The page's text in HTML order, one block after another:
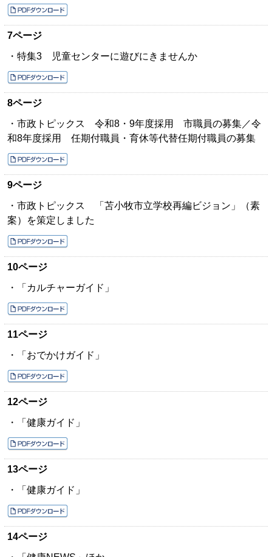
7ページ
・特集3 児童センターに遊びにきませんか
8ページ
・市政トピックス 令和8・9年度採用 市職員の募集／令
和8年度採用 任期付職員・育休等代替任期付職員の募集
9ページ
・市政トピックス 「苫小牧市立学校再編ビジョン」（素
案）を策定しました
10ページ
・「カルチャーガイド」
11ページ
・「おでかけガイド」
12ページ
・「健康ガイド」
13ページ
・「健康ガイド」
14ページ